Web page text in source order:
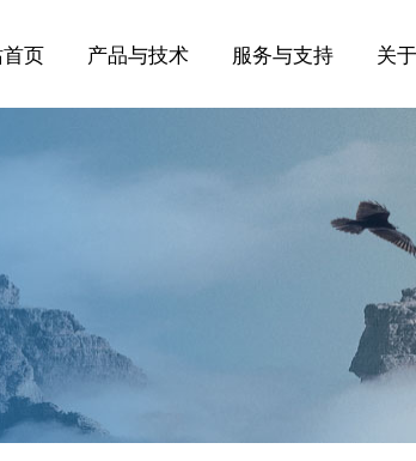
页 产品与技术 服务与支持 关